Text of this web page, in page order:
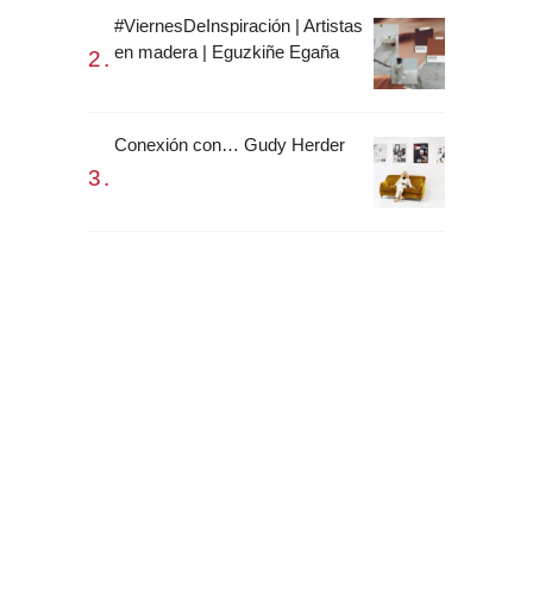
#ViernesDeInspiración | Artistas
en madera | Eguzkiñe Egaña
Conexión con… Gudy Herder